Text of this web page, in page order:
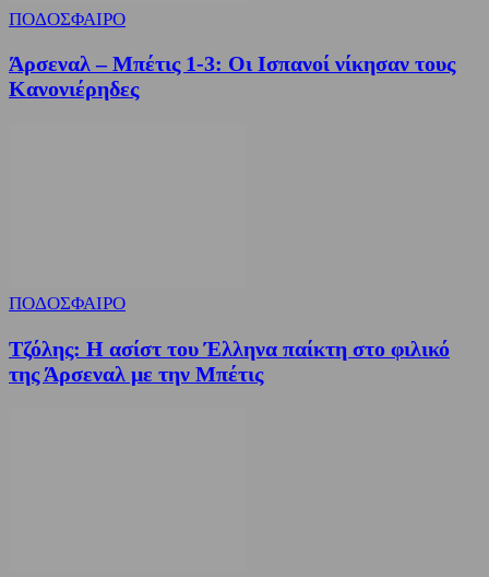
ΠΟΔΟΣΦΑΙΡΟ
Άρσεναλ – Μπέτις 1-3: Οι Ισπανοί νίκησαν τους
Κανονιέρηδες
ΠΟΔΟΣΦΑΙΡΟ
Τζόλης: Η ασίστ του Έλληνα παίκτη στο φιλικό
της Άρσεναλ με την Μπέτις